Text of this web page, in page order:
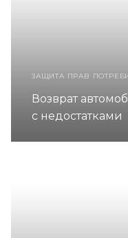
ЗАЩИТА ПРАВ
Возврат
с недостатками